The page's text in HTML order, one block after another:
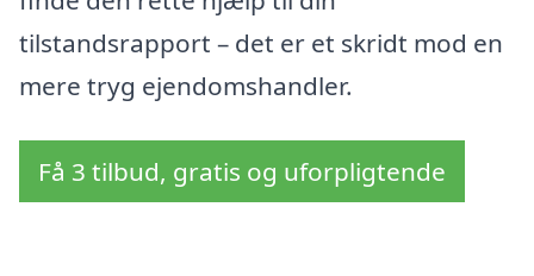
tilstandsrapport – det er et skridt mod en
mere tryg ejendomshandler.
Få 3 tilbud, gratis og uforpligtende